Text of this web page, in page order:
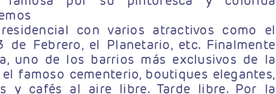
con varios atractivos como el
de Febrero, el Planetario, etc. Finalmente
uno de los barrios más exclusivos de la
famoso cementerio, boutiques elegantes,
y cafés al aire libre. Tarde libre. Por la